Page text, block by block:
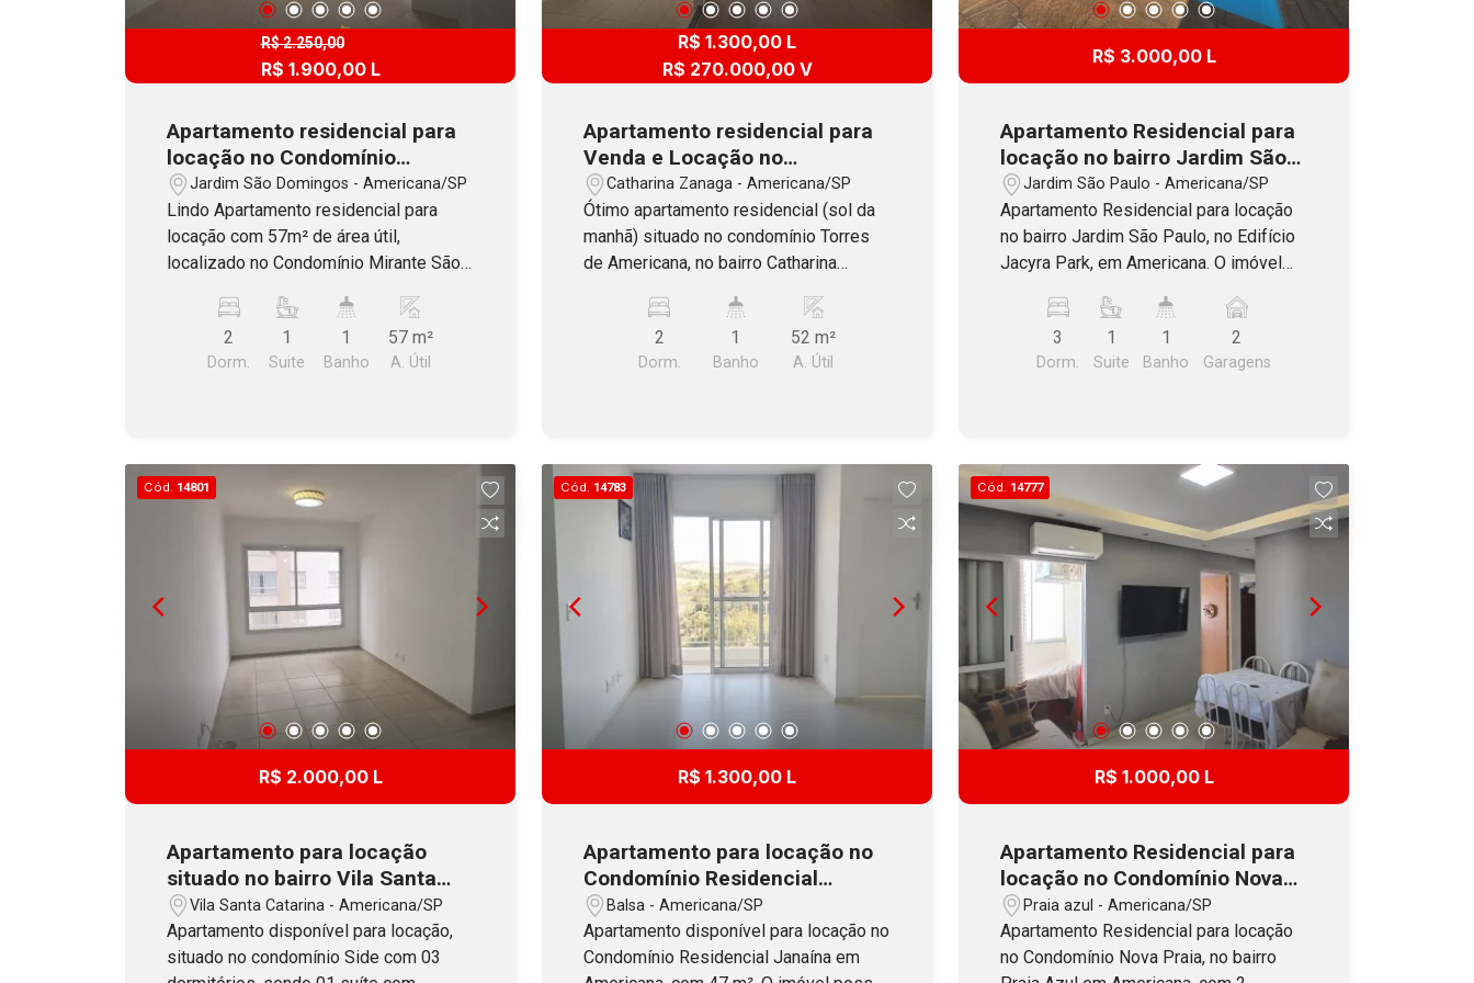
R$ 2.250,00
R$ 1.900,00 L
Apartamento residencial para
locação no Condomínio
Mirante São Domingos em
Americana/SP
Jardim São Domingos - Americana/SP
Lindo Apartamento residencial para
locação com 57m² de área útil,
localizado no Condomínio Mirante São
dormitórios, sendo 1 suíte com ar
condicionado e TV, banheiro social com
blindex, sala dois ambientes com fino
cooktop e geladeira, lavanderia também
com armários e máquina lava e seca,
descoberta. O Condomínio oferece
academia, 2 elevadores, salão de festa,
brinquedoteca e playground.
2
Dorm.
1
Suite
1
Banho
57 m²
A. Útil
R$ 1.300,00 L
R$ 270.000,00 V
Apartamento residencial para
Venda e Locação no
condomínio Torres de
Americana, no bairro Catharina
Zanaga
Catharina Zanaga - Americana/SP
Ótimo apartamento residencial (sol da
manhã) situado no condomínio Torres
de Americana, no bairro Catharina
banheiro social com box e gabinete,
sala 2 ambientes, cozinha com
armários, área de serviço e 1 vaga de
Na cobertura de cada torre possui
academia, espaço Kids e lounge com
vista privilegiada. Na área externa conta
com churrasqueira, playground, redário,
bosque e espaço para pet place. Aceita
Financiamento!
2
Dorm.
1
Banho
52 m²
A. Útil
R$ 3.000,00 L
Apartamento Residencial para
locação no bairro Jardim São
Paulo, no Edifício Jacyra Park,
em Americana, SP
Jardim São Paulo - Americana/SP
Apartamento Residencial para locação
no bairro Jardim São Paulo, no Edifício
Jacyra Park, em Americana. O imóvel
sendo 01 suíte, banheiro social com
box e gabinete, sala de jantar, sala de
estar com sacada, cozinha com
quadra coberta, água de poço artesiano
e carregador para carro elétrico.
3
Dorm.
1
Suite
1
Banho
2
Garagens
Cód. 14801
R$ 2.000,00 L
Apartamento para locação
situado no bairro Vila Santa
Catarina, no condomínio Side
em Americana, SP
Vila Santa Catarina - Americana/SP
Apartamento disponível para locação,
situado no condomínio Side com 03
Cód. 14783
R$ 1.300,00 L
Apartamento para locação no
Condomínio Residencial
Janaína em Americana, SP
Balsa - Americana/SP
Apartamento disponível para locação no
Condomínio Residencial Janaína em
Cód. 14777
R$ 1.000,00 L
Apartamento Residencial para
locação no Condomínio Nova
Praia, no bairro Praia Azul em
Americana, SP
Praia azul - Americana/SP
Apartamento Residencial para locação
no Condomínio Nova Praia, no bairro